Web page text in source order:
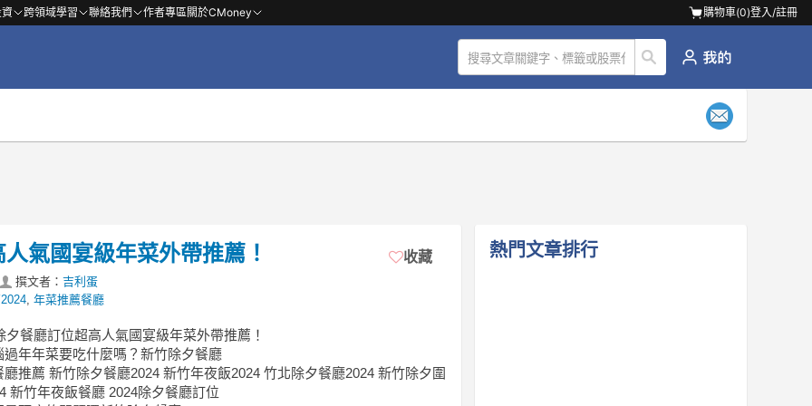
跨領域學習 聯絡我們 作者專區關於CMoney 購物車(0)登入/註冊
氣國宴級年菜外帶推薦！
撰文者： 吉利蛋
年菜推薦餐廳
收藏
夕餐廳訂位超高人氣國宴級年菜外帶推薦！
過年年菜要吃什麼嗎？新竹除夕餐廳
推薦 新竹除夕餐廳2024 新竹年夜飯2024 竹北除夕餐廳2024 新竹除夕圍
新竹年夜飯餐廳 2024除夕餐廳訂位
熱門文章排行